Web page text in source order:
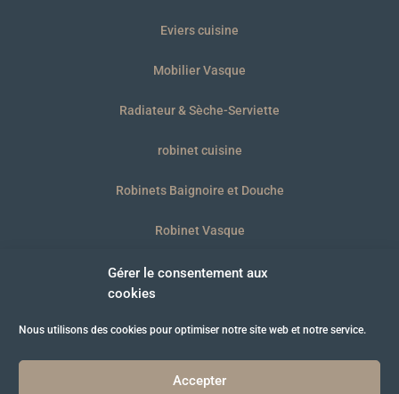
Gérer le consentement aux
cookies
Nous utilisons des cookies pour optimiser notre site web et notre service.
Accepter
Eviers cuisine
Mobilier Vasque
Radiateur & Sèche-Serviette
robinet cuisine
Robinets Baignoire et Douche
Robinet Vasque
WC et plaques